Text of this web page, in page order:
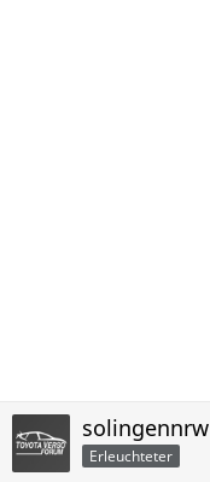
solingennrw
Erleuchteter